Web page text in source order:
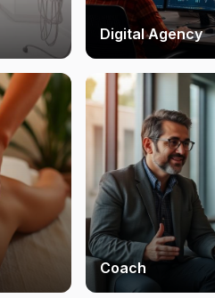
Digital Agency
Coach